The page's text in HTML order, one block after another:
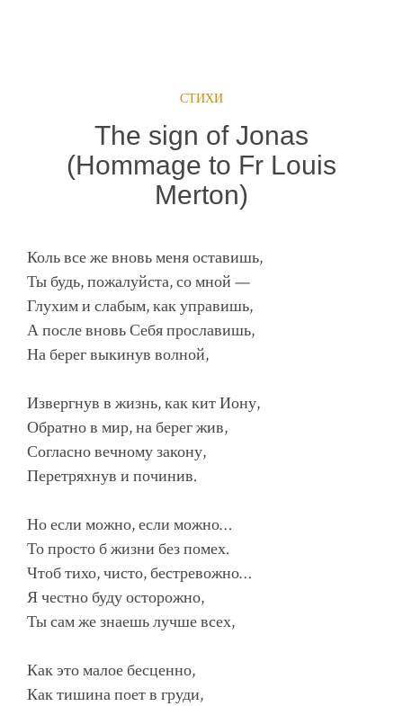
СТИХИ
The sign of Jonas
(Hommage to Fr Louis
Merton)
Коль все же вновь меня оставишь,
Ты будь, пожалуйста, со мной —
Глухим и слабым, как управишь,
А после вновь Себя прославишь,
На берег выкинув волной,
Извергнув в жизнь, как кит Иону,
Обратно в мир, на берег жив,
Согласно вечному закону,
Перетряхнув и починив.
Но если можно, если можно…
То просто б жизни без помех.
Чтоб тихо, чисто, бестревожно…
Я честно буду осторожно,
Ты сам же знаешь лучше всех,
Как это малое бесценно,
Как тишина поет в груди,